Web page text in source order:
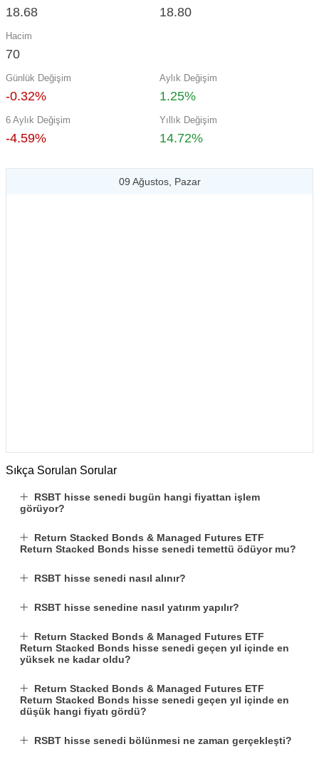
18.68 18.80
Hacim
70
Günlük Değişim
-0.32%
Aylık Değişim
1.25%
6 Aylık Değişim
-4.59%
Yıllık Değişim
14.72%
09 Ağustos, Pazar
Sıkça Sorulan Sorular
RSBT hisse senedi bugün hangi fiyattan işlem
görüyor?
Return Stacked Bonds & Managed Futures ETF
Return Stacked Bonds hisse senedi temettü ödüyor mu?
RSBT hisse senedi nasıl alınır?
RSBT hisse senedine nasıl yatırım yapılır?
Return Stacked Bonds & Managed Futures ETF
Return Stacked Bonds hisse senedi geçen yıl içinde en
yüksek ne kadar oldu?
Return Stacked Bonds & Managed Futures ETF
Return Stacked Bonds hisse senedi geçen yıl içinde en
düşük hangi fiyatı gördü?
RSBT hisse senedi bölünmesi ne zaman gerçekleşti?